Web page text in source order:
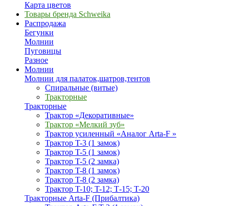
Карта цветов
Товары бренда Schweika
Распродажа
Бегунки
Молнии
Пуговицы
Разное
Молнии
Молнии для палаток,шатров,тентов
Спиральные (витые)
Тракторные
Тракторные
Трактор «Декоративные»
Трактор «Мелкий зуб»
Трактор усиленный «Аналог Arta-F »
Трактор T-3 (1 замок)
Трактор T-5 (1 замок)
Трактор T-5 (2 замка)
Трактор T-8 (1 замок)
Трактор T-8 (2 замка)
Трактор T-10; T-12; Т-15; T-20
Тракторные Arta-F (Прибалтика)